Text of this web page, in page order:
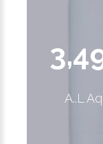
A..L